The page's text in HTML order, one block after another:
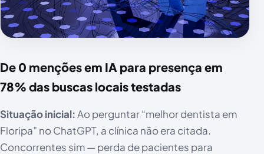
De 0 menções em IA para presença em
78% das buscas locais testadas
Situação inicial:Ao perguntar “melhor dentista em
Floripa” no ChatGPT, a clínica não era citada.
Concorrentes sim — perda de pacientes para